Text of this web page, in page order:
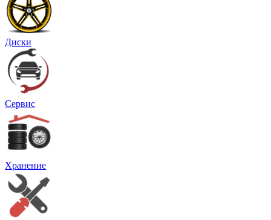
Диски
Сервис
Хранение